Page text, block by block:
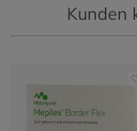
Kunden